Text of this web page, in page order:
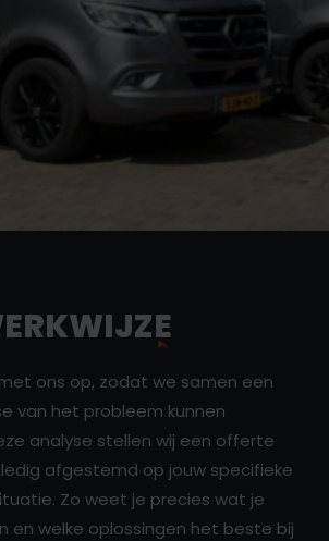
ons op, zodat we samen een
van het probleem kunnen
analyse stellen wij een offerte
afgestemd op jouw specifieke
Zo weet je precies wat je
en welke oplossingen het beste bij